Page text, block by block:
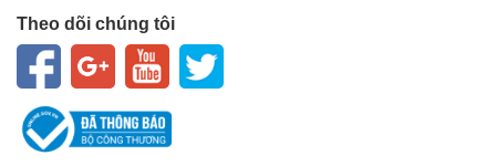
Theo dõi chúng tôi